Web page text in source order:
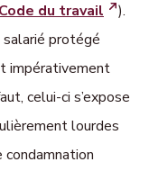
du travail
).
salarié protégé
impérativement
celui-ci s’expose
lourdes